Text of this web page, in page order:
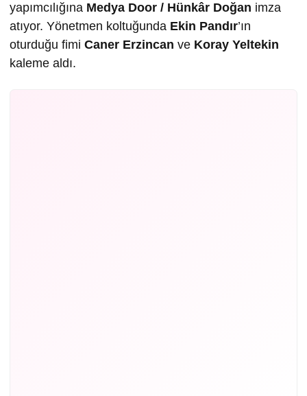
yapımcılığına Medya Door / Hünkâr Doğan imza
atıyor. Yönetmen koltuğunda Ekin Pandır’ın
oturduğu fimi Caner Erzincan ve Koray Yeltekin
kaleme aldı.